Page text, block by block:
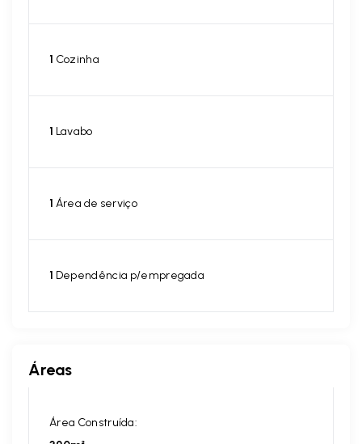
1 Cozinha
1 Lavabo
1 Área de serviço
1 Dependência p/empregada
Áreas
Área Construída: